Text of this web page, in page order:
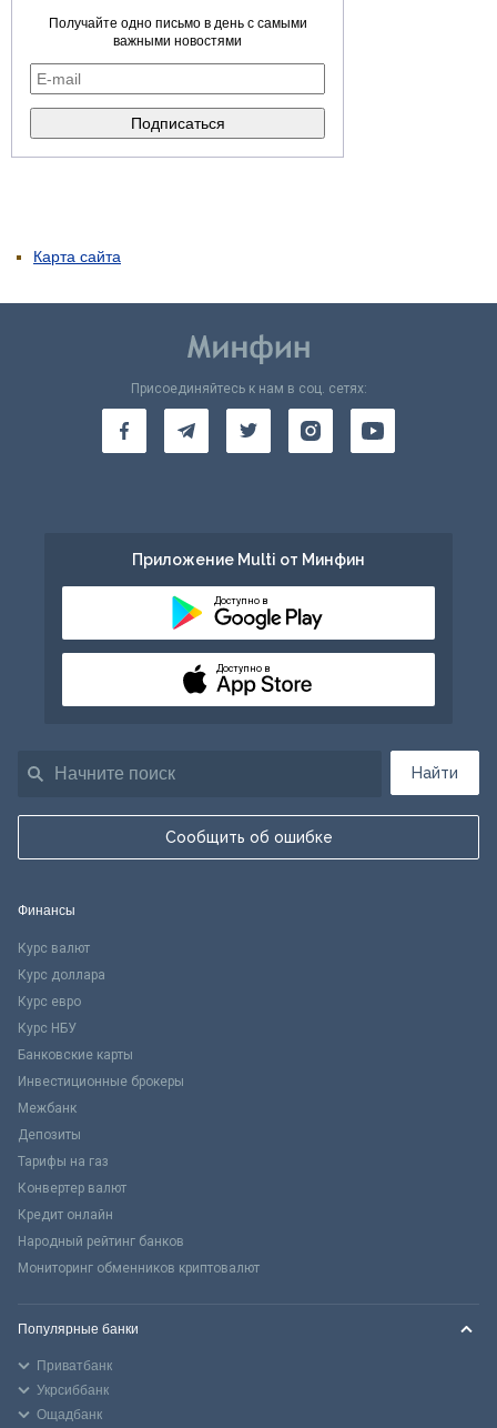
Получайте одно письмо в день с самыми
важными новостями
Карта сайта
Найти
Сообщить об ошибке
Присоединяйтесь к нам в соц. сетях:
Приложение Multi от Минфин
Доступно в
Доступно в
Финансы
Курс валют
Курс доллара
Курс евро
Курс НБУ
Банковские карты
Инвестиционные брокеры
Межбанк
Депозиты
Тарифы на газ
Конвертер валют
Кредит онлайн
Народный рейтинг банков
Мониторинг обменников криптовалют
Популярные банки
Приватбанк
Укрсиббанк
Ощадбанк